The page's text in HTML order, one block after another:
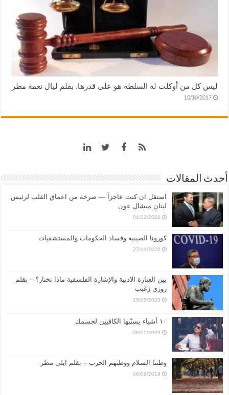
ليس كل من أوكلت له السلطة هو على قدرها. بقلم ليال نعمة مطر
10/10/2017
أحدث المقالات
استقل ان كنت عاجزاً — صرخة من اعماق القلب لرئيس
لبنان ميشال عون
04/12/2020
كورونا الصينية وفساد الحكومات والمستشفيات
27/11/2020
بين العبارة الادبية والإشارة الفلسفية ماذا تختار؟ – بقلم
روزي زغيب
15/05/2020
١٠ أشياء يسبّبها الكافيين لجسمك
08/05/2020
وطننا السلام ووطنهم الحرب – بقلم ايلي مطر
06/09/2019